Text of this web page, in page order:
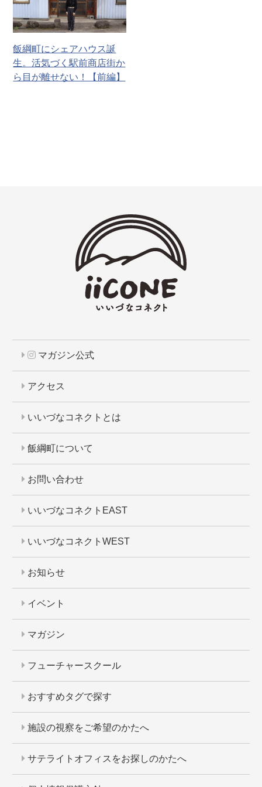
飯綱町にシェアハウス誕
生。活気づく駅前商店街か
ら目が離せない！【前編】
マガジン公式
アクセス
いいづなコネクトとは
飯綱町について
お問い合わせ
いいづなコネクトEAST
いいづなコネクトWEST
お知らせ
イベント
マガジン
フューチャースクール
おすすめタグで探す
施設の視察をご希望のかたへ
サテライトオフィスをお探しのかたへ